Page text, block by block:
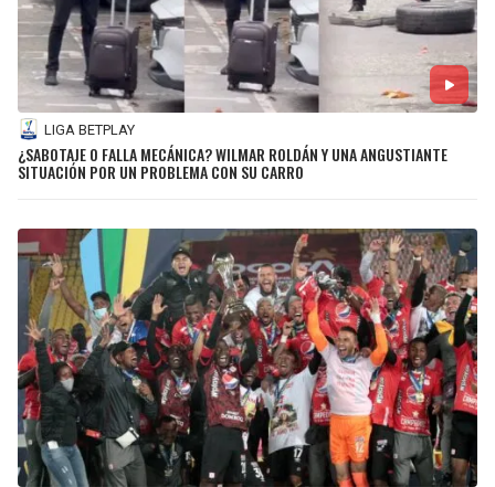
LIGA BETPLAY
¿SABOTAJE O FALLA MECÁNICA? WILMAR ROLDÁN Y UNA ANGUSTIANTE
SITUACIÓN POR UN PROBLEMA CON SU CARRO